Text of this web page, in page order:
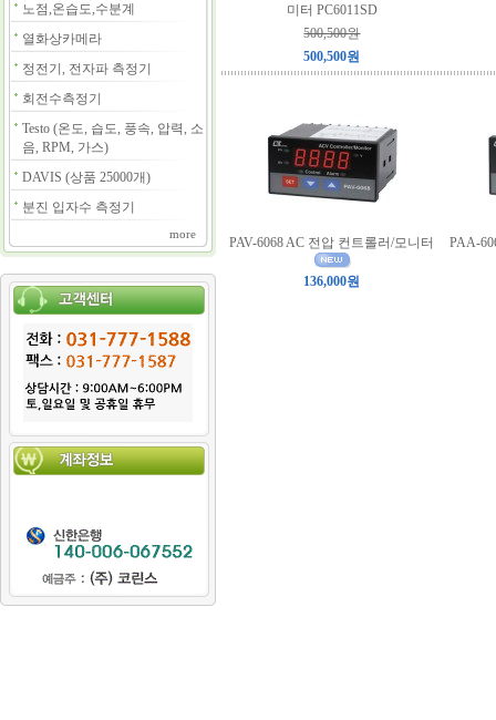
노점,온습도,수분계
열화상카메라
정전기, 전자파 측정기
회전수측정기
Testo (온도, 습도, 풍속, 압력, 소
음, RPM, 가스)
DAVIS (상품 25000개)
분진 입자수 측정기
more
미터 PC6011SD
500,500원
500,500원
PAV-6068 AC 전압 컨트롤러/모니터
136,000원
PAA-